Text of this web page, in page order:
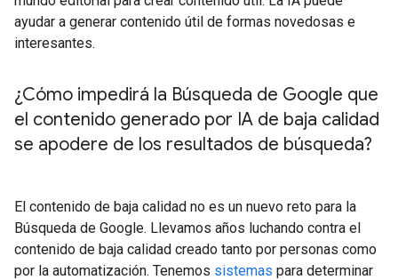
ayudar a generar contenido útil de formas novedosas e
interesantes.
¿Cómo impedirá la Búsqueda de Google que
el contenido generado por IA de baja calidad
se apodere de los resultados de búsqueda?
El contenido de baja calidad no es un nuevo reto para la
Búsqueda de Google. Llevamos años luchando contra el
contenido de baja calidad creado tanto por personas como
por la automatización. Tenemos sistemas para determinar